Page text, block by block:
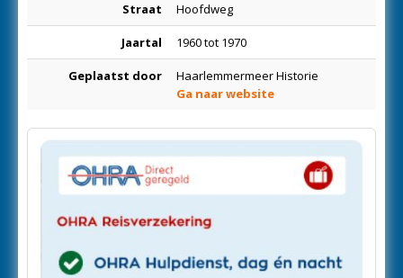
Straat Hoofdweg
Jaartal 1960 tot 1970
Geplaatst door
Haarlemmermeer Historie
Ga naar website